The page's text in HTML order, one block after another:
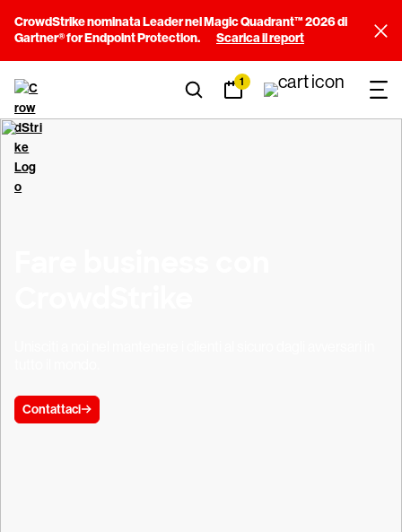
CrowdStrike nominata Leader nel Magic Quadrant™ 2026 di
Gartner® for Endpoint Protection.
Scarica il report
1
Contattaci